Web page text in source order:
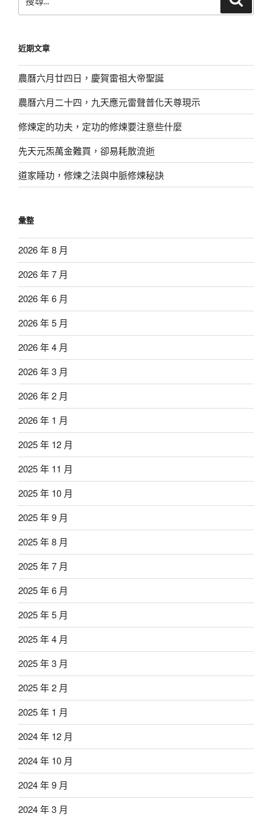
尋
字:
近期文章
農曆六月廿四日，慶賀雷祖大帝聖誕
農曆六月二十四，九天應元雷聲普化天尊現示
修煉定的功夫，定功的修煉要注意些什麼
先天元炁萬金難買，卻易耗散流逝
道家睡功，修煉之法與中脈修煉秘訣
彙整
2026 年 8 月
2026 年 7 月
2026 年 6 月
2026 年 5 月
2026 年 4 月
2026 年 3 月
2026 年 2 月
2026 年 1 月
2025 年 12 月
2025 年 11 月
2025 年 10 月
2025 年 9 月
2025 年 8 月
2025 年 7 月
2025 年 6 月
2025 年 5 月
2025 年 4 月
2025 年 3 月
2025 年 2 月
2025 年 1 月
2024 年 12 月
2024 年 10 月
2024 年 9 月
2024 年 3 月